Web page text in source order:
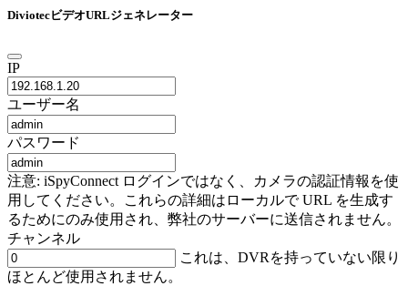
DiviotecビデオURLジェネレーター
IP
ユーザー名
パスワード
注意: iSpyConnect ログインではなく、カメラの認証情報を使
用してください。これらの詳細はローカルで URL を生成す
るためにのみ使用され、弊社のサーバーに送信されません。
チャンネル
これは、DVRを持っていない限り
ほとんど使用されません。